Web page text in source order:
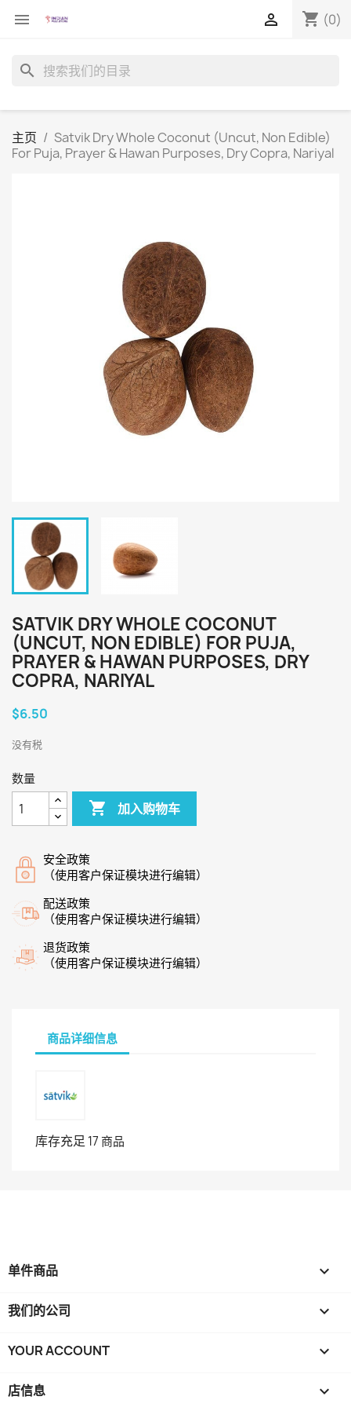
 shopping_cart (0)

search
主页
Satvik Dry Whole Coconut (Uncut, Non Edible)
For Puja, Prayer & Hawan Purposes, Dry Copra, Nariyal
SATVIK DRY WHOLE COCONUT
(UNCUT, NON EDIBLE) FOR PUJA,
PRAYER & HAWAN PURPOSES, DRY
COPRA, NARIYAL
$6.50
没有税
数量
 加入购物车
安全政策
（使用客户保证模块进行编辑）
配送政策
（使用客户保证模块进行编辑）
退货政策
（使用客户保证模块进行编辑）
商品详细信息
库存充足 17 商品
单件商品 
我们的公司 
YOUR ACCOUNT 
店信息 keyboard_arrow_down